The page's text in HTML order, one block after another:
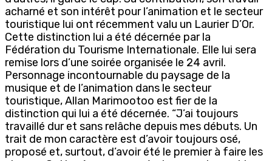
acharné et son intérêt pour l’animation et le secteur
touristique lui ont récemment valu un Laurier D’Or.
Cette distinction lui a été décernée par la
Fédération du Tourisme Internationale. Elle lui sera
remise lors d’une soirée organisée le 24 avril.
Personnage incontournable du paysage de la
musique et de l’animation dans le secteur
touristique, Allan Marimootoo est fier de la
distinction qui lui a été décernée. “J’ai toujours
travaillé dur et sans relâche depuis mes débuts. Un
trait de mon caractère est d’avoir toujours osé,
proposé et, surtout, d’avoir été le premier à faire les